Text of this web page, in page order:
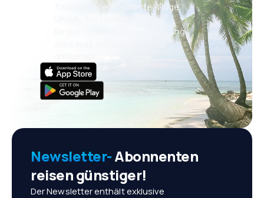
Täglich neue Angebote: Flüge,
Bequeme Buchungsverwaltung
Newsletter-Abonnenten
reisen günstiger!
Der Newsletter enthält exklusive